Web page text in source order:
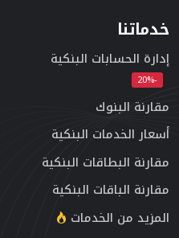
خدماتنا
إدارة الحسابات البنكية
-20%
مقارنة البنوك
أسعار الخدمات البنكية
مقارنة البطاقات البنكية
مقارنة الباقات البنكية
المزيد من الخدمات